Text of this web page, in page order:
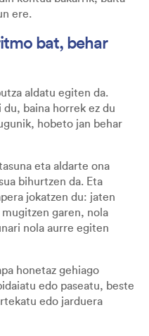
ere.
bat, behar
aldatu egiten da.
du, baina horrek ez du
hobeto jan behar
eta aldarte ona
bihurtzen da. Eta
jokatzen du: jaten
garen, nola
nola aurre egiten
honetaz gehiago
edo paseatu, beste
edo jarduera